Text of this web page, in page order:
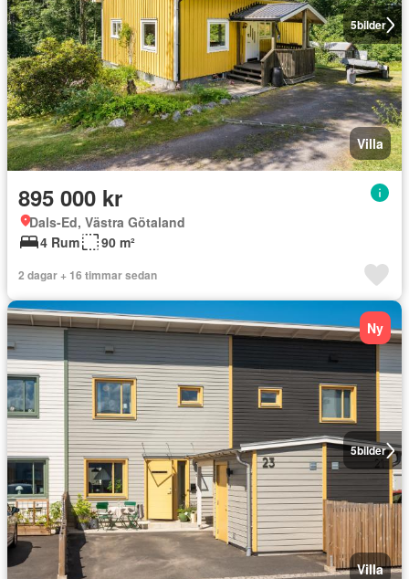
5bilder
Villa
895 000 kr
Dals-Ed, Västra Götaland
4 Rum
90 m²
2 dagar + 16 timmar sedan
5bilder
Ny
Villa